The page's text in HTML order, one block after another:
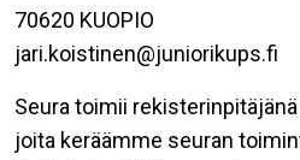
70620 KUOPIO
jari.koistinen@juniorikups.fi
Seura toimii
joita keräämme seuran